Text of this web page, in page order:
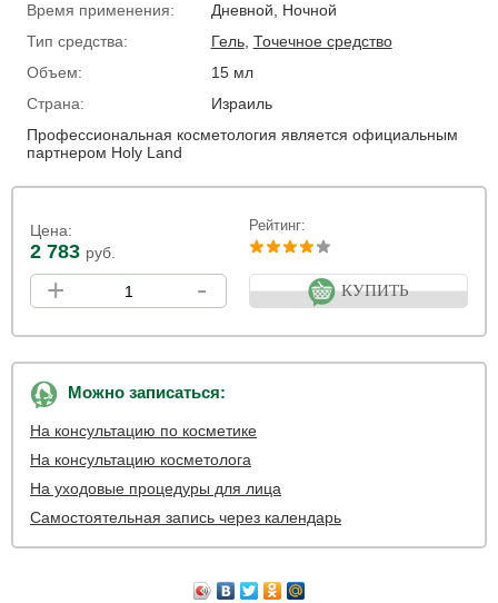
Время применения:
Дневной, Ночной
Тип средства:
Гель, Точечное средство
Объем:
15 мл
Страна:
Израиль
Профессиональная косметология является официальным
партнером Holy Land
Цена:
2 783 руб.
Рейтинг:
+ - КУПИТЬ
Можно записаться:
На консультацию по косметике
На консультацию косметолога
На уходовые процедуры для лица
Самостоятельная запись через календарь